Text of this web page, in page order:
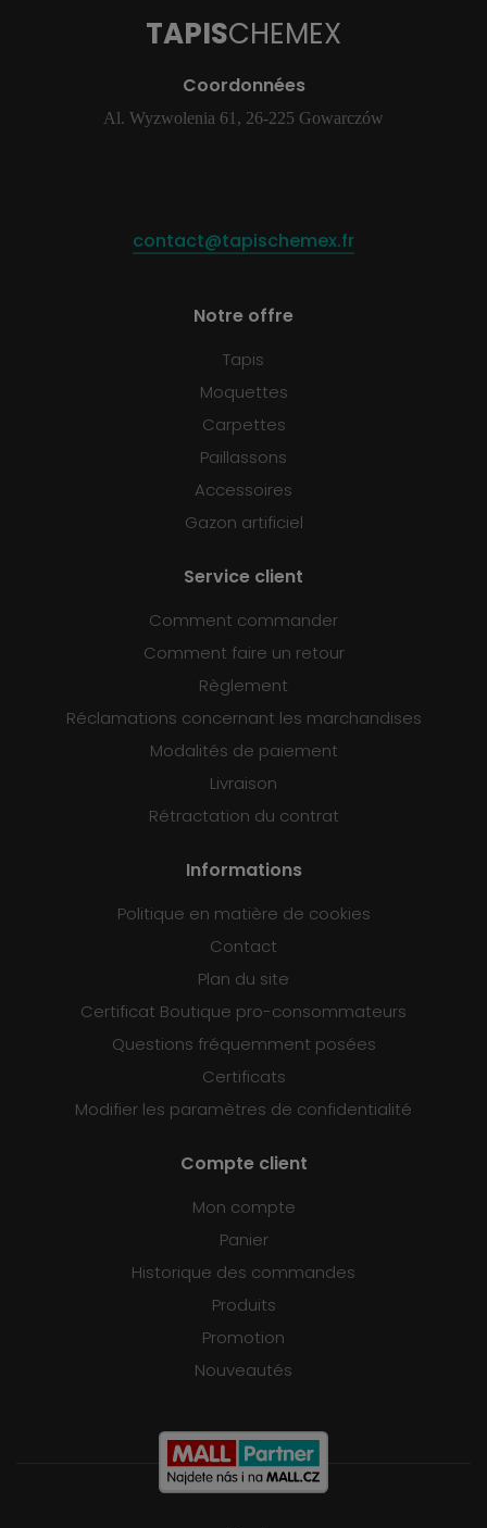
TAPISCHEMEX
Coordonnées
Al. Wyzwolenia 61, 26-225 Gowarczów
contact@tapischemex.fr
Notre offre
Tapis
Moquettes
Carpettes
Paillassons
Accessoires
Gazon artificiel
Service client
Comment commander
Comment faire un retour
Règlement
Réclamations concernant les marchandises
Modalités de paiement
Livraison
Rétractation du contrat
Informations
Politique en matière de cookies
Contact
Plan du site
Certificat Boutique pro-consommateurs
Questions fréquemment posées
Certificats
Modifier les paramètres de confidentialité
Compte client
Mon compte
Panier
Historique des commandes
Produits
Promotion
Nouveautés